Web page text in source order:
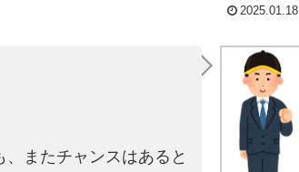
2025.01.18
またチャンスはあると